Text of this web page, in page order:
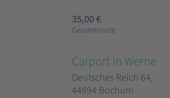
35,00 €
Gesamtmiete
Carport in Werne
Deutsches Reich 64,
44894 Bochum